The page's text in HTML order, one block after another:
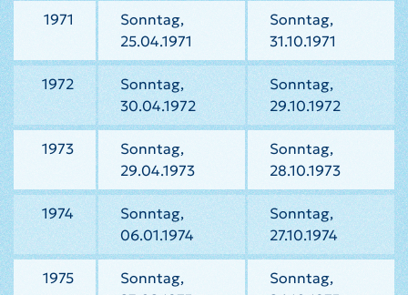
1971
Sonntag,
25.04.1971
Sonntag,
31.10.1971
1972
Sonntag,
30.04.1972
Sonntag,
29.10.1972
1973
Sonntag,
29.04.1973
Sonntag,
28.10.1973
1974
Sonntag,
06.01.1974
Sonntag,
27.10.1974
1975
Sonntag,
Sonntag,